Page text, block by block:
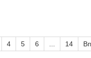
4 5 6 14